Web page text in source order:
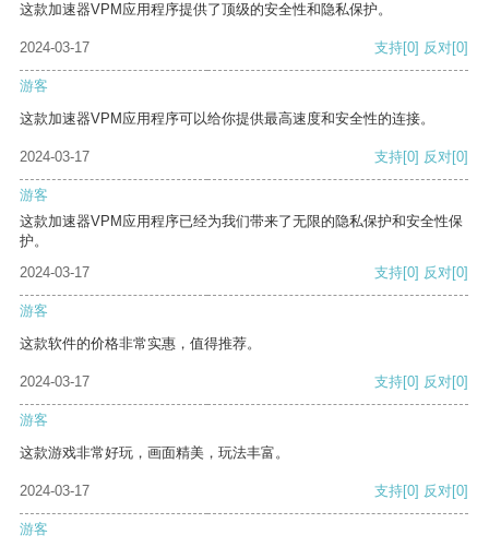
这款加速器VPM应用程序提供了顶级的安全性和隐私保护。
2024-03-17 支持[0] 反对[0]
游客
这款加速器VPM应用程序可以给你提供最高速度和安全性的连接。
2024-03-17 支持[0] 反对[0]
游客
这款加速器VPM应用程序已经为我们带来了无限的隐私保护和安全性保
护。
2024-03-17
支持[0] 反对[0]
游客
这款软件的价格非常实惠，值得推荐。
2024-03-17 支持[0] 反对[0]
游客
这款游戏非常好玩，画面精美，玩法丰富。
2024-03-17 支持[0] 反对[0]
游客